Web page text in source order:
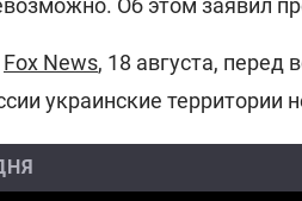
Об этом заявил
Fox News, 18 августа, перед
украинские территории